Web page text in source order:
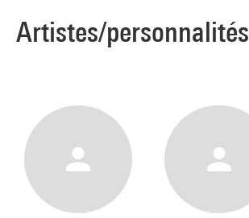
Artistes/personnalités